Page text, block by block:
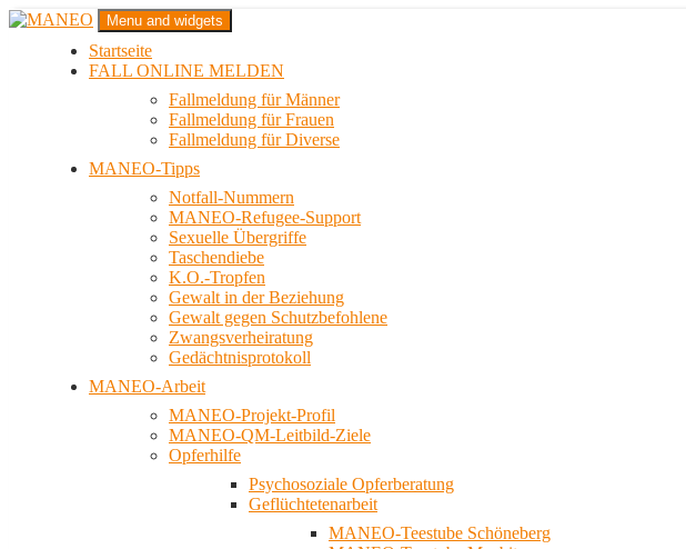
Zum
MANEO
Das schwule Anti-Gewalt-Projekt in Berlin
Menu and widgets
Startseite
FALL ONLINE MELDEN
Fallmeldung für Männer
Fallmeldung für Frauen
Fallmeldung für Diverse
MANEO-Tipps
Notfall-Nummern
MANEO-Refugee-Support
Sexuelle Übergriffe
Taschendiebe
K.O.-Tropfen
Gewalt in der Beziehung
Gewalt gegen Schutzbefohlene
Zwangsverheiratung
Gedächtnisprotokoll
MANEO-Arbeit
MANEO-Projekt-Profil
MANEO-QM-Leitbild-Ziele
Opferhilfe
Psychosoziale Opferberatung
Geflüchtetenarbeit
MANEO-Teestube Schöneberg